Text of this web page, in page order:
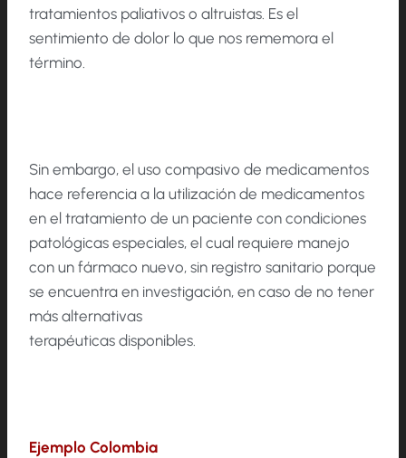
tratamientos paliativos o altruistas. Es el
sentimiento de dolor lo que nos rememora el
término.
Sin embargo, el uso compasivo de medicamentos
hace referencia a la utilización de medicamentos
en el tratamiento de un paciente con condiciones
patológicas especiales, el cual requiere manejo
con un fármaco nuevo, sin registro sanitario porque
se encuentra en investigación, en caso de no tener
más alternativas
terapéuticas disponibles.
Ejemplo Colombia